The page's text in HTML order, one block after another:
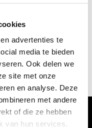
advertenties te
media te bieden
Ook delen we
site met onze
en analyse. Deze
met andere
of die ze hebben
van hun services.
König Ortler